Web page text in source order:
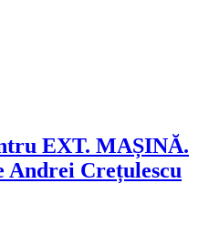
EXT. MAȘINĂ.
Andrei Crețulescu